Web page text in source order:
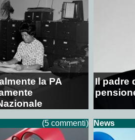
la PA
Il padre
(5 commenti) News